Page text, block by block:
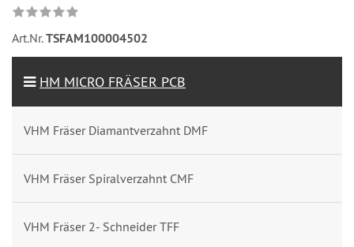
Art.Nr.TSFAM100004502
HM MICRO FRÄSER PCB
VHM Fräser Diamantverzahnt DMF
VHM Fräser Spiralverzahnt CMF
VHM Fräser 2- Schneider TFF